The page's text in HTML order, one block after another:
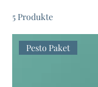
5 Produkte
Pesto Paket